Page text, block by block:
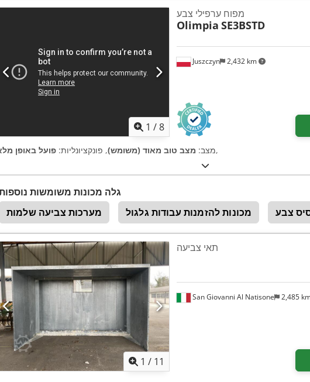
1 /8
Juszczyn 2,432 km
מפוח ערפילי צבע
Olimpia SE3BSTD
מצב: מצב טוב מאוד (משומש), פונקציונליות: פועל באופן ,
גלה מכונות משומשות
מערכות צביעה שלמות
מכונות להזמנות עבודות גלגול צבע
1 / 11
San Giovanni Al Natisone 2,485
תאי צביעה